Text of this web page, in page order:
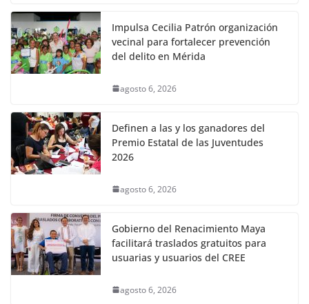
Impulsa Cecilia Patrón organización
vecinal para fortalecer prevención
del delito en Mérida
agosto 6, 2026
Definen a las y los ganadores del
Premio Estatal de las Juventudes
2026
agosto 6, 2026
Gobierno del Renacimiento Maya
facilitará traslados gratuitos para
usuarias y usuarios del CREE
agosto 6, 2026